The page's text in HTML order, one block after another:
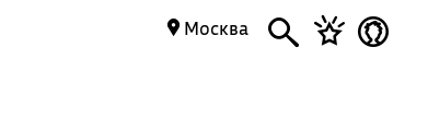
Москва